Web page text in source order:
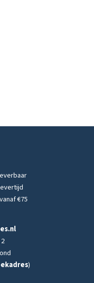
€75
)